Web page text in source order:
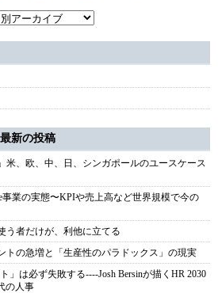
新の投稿
米、欧、中、日、シンガポールのユースケース
事業の実態〜KPIや売上高など世界規模で今の
う者だけが、利他に立てる
トの急増と「生産性のパラドックス」の現実
」は必ず失敗する----Josh Bersinが描くHR 2030
の人事